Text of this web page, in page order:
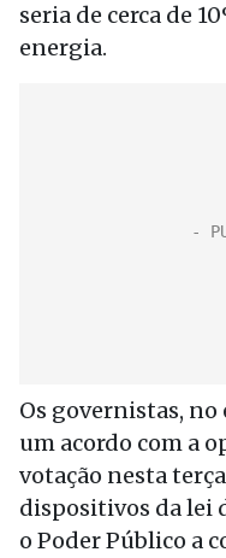
seria de cerca de
energia.
Os governistas,
um acordo com a
votação nesta
dispositivos da lei
o Poder Público a